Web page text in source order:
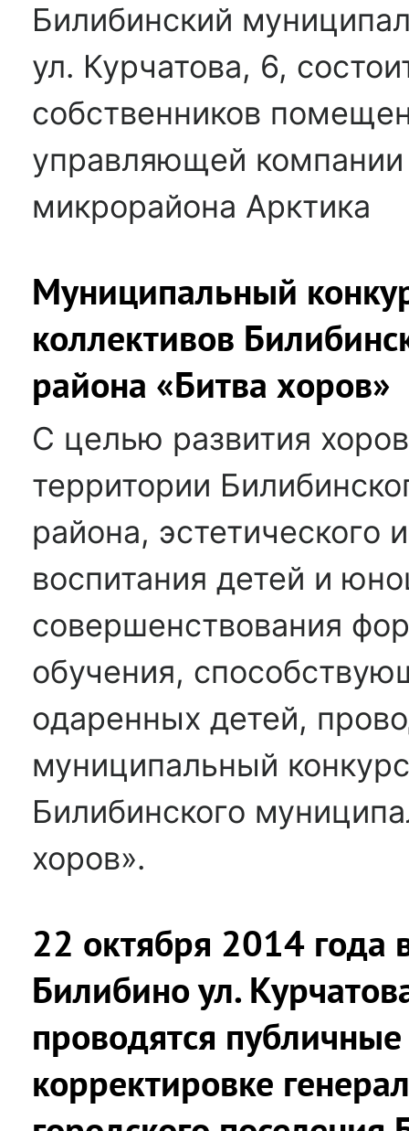
Билибинский
ул. Курчатова, 6,
собственников
управляющей
микрорайона Арктика
Муниципальный
коллективов
района «Битва хоров»
С целью развития
территории
района, эстетического
воспитания детей и
совершенствования
обучения,
одаренных детей,
муниципальный
Билибинского
хоров».
22 октября 2014 года
Билибино ул.
проводятся
корректировке